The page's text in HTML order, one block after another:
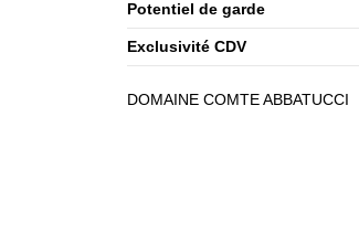
Potentiel de garde
Exclusivité CDV
DOMAINE COMTE ABBATUCCI